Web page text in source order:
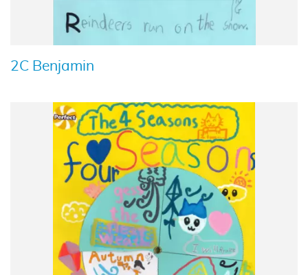
2C Benjamin